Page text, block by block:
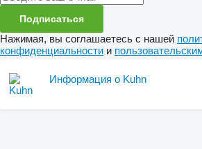
Подписаться
Нажимая, вы соглашаетесь с нашей
конфиденциальности и
Информация о Kuhn